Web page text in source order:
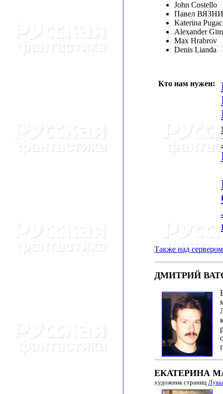
John Costello
Павел
Katerina
Alexander
Max Hrabrov
Denis Lianda
Кто нам нужен:
Также над
ДМИТРИЙ
ЕКАТЕРИНА
художник страниц